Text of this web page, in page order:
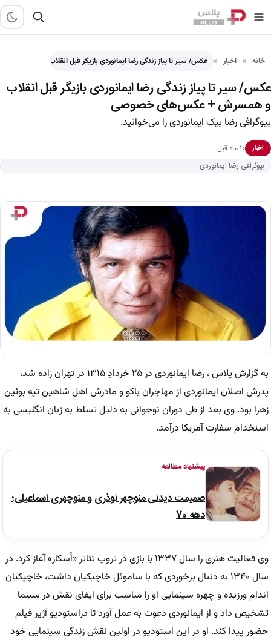
خانه اخبار عکس/ سیر تا پیاز زندگی رضا ایمانوردی بازیگر قبل انقلاب…
عکس/ سیر تا پیاز زندگی رضا ایمانوردی بازیگر قبل انقلاب
و همسرش + عکس‌های خصوصی
بیوگرافی رضا بیک ایمانوردی را می‌خوانید.
اخبار
۱۰ ماه قبل
بیوگرافی رضا ایمانوردی
به گزارش پلاس ، رضا ایمانوردی در ۲۵ خردادِ ۱۳۱۵ در تهران زاده شد،
پدرش اصلان ایمانوردی از مهاجران باکو و مادرش اهل شاهین تپه بوئین
زهرا بود. وی بعد از طی دوران نوجوانی به دلیل تسلط به زبان انگلیسی به
استخدام سفارت آمریکا درآمد.
پیشنهاد مطالعه
صمیمت دیدنی منوچهر نوذری و منوچهری اسماعیلی؛
دهه 70
وی فعالیت هنری را سال ۱۳۳۷ با بازی در تروپ تئاتر «اُسکار» آغاز کرد. در
سال ۱۳۴۰ به دنبال برخوردی که با ساموئل خاچیکیان داشت، خاچیکیان
اندام ورزیده و چهره سینمایی او را مناسب برای ایفای نقش در سینما
تشخیص داد و از ایمانوردی دعوت به عمل آورد تا دراستودیو آژیر فیلم
حضور پیدا کند. او در این استودیو در اولین نقش زندگی سینمایی خود